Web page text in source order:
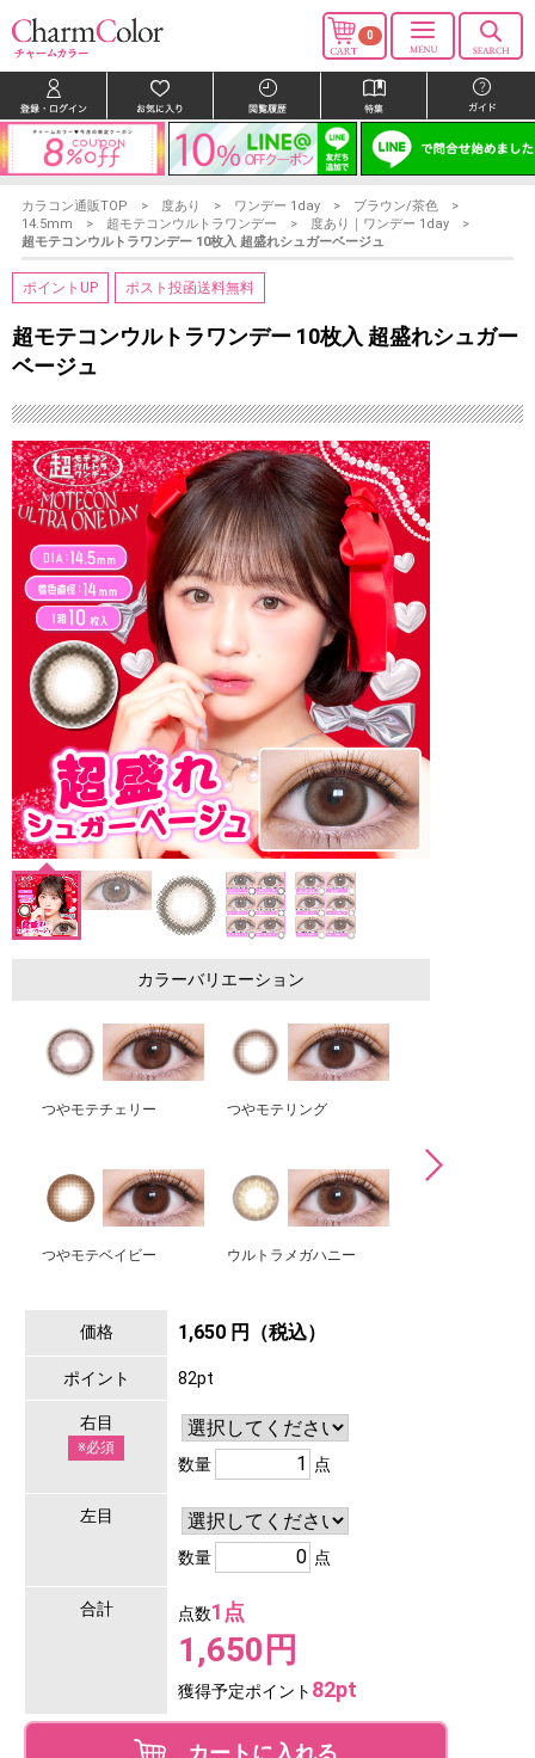
0
カラコン通販TOP 度あり ワンデー 1day
ブラウン/茶色
14.5mm
超モテコンウルトラワンデー
度あり｜ワンデー 1day
超モテコンウルトラワンデー 10枚入 超盛れシュガーベージュ
ポイントUP ポスト投函送料無料
超モテコンウルトラワンデー 10枚入 超盛れシュガー
ベージュ
カラーバリエーション
つやモテチェリー つやモテリング
つやモテベイビー ウルトラメガハニー
価格 1,650 円（税込）
ポイント 82pt
右目
※必須
数量 点
左目
数量 点
合計 点数1点
1,650円
獲得予定ポイント 82pt
カートに入れる